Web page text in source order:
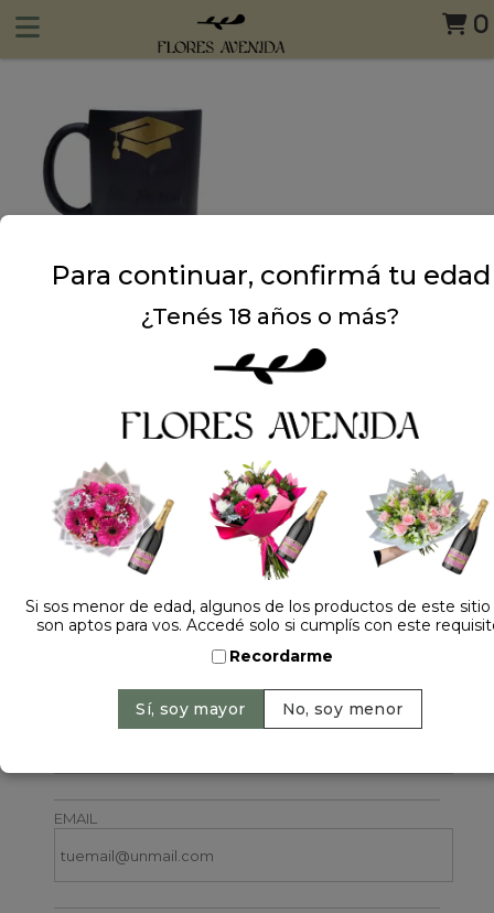
0
Dejá tu opinión
EMAIL
Para continuar, confirmá tu edad
¿Tenés 18 años o más?
Si sos menor de edad, algunos de los productos de este
son aptos para vos. Accedé solo si cumplís con este
Recordarme